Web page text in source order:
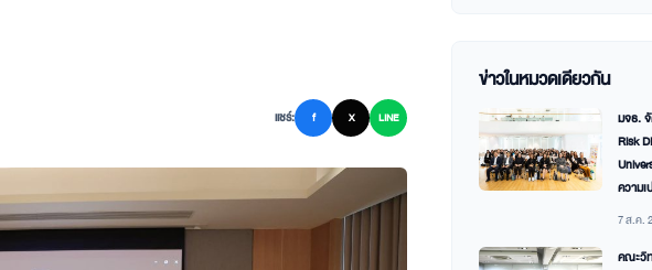
แชร์: f X LINE
ข่าวในหมวดเดียวกัน
มจธ.
Risk
ความเ
7 ส.ค.
คณะวิ